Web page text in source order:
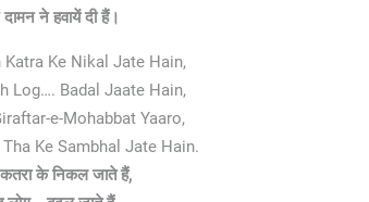
ने हवायें दी हैं।
Ke Nikal Jate Hain,
Log…. Badal Jaate Hain,
e-Mohabbat Yaaro,
Ke Sambhal Jate Hain.
कतरा के निकल जाते हैं,